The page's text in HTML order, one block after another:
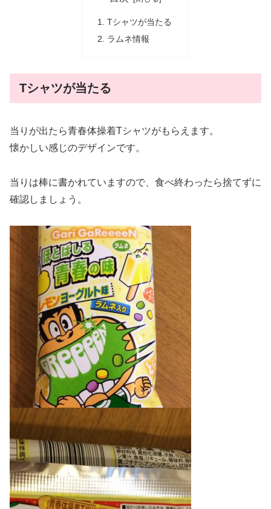
Tシャツが当たる
ラムネ情報
Tシャツが当たる
当りが出たら青春体操着Tシャツがもらえます。
懐かしい感じのデザインです。
当りは棒に書かれていますので、食べ終わったら捨てずに
確認しましょう。